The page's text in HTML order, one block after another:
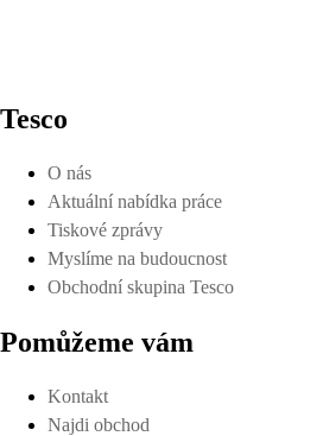
Tesco
O nás
Aktuální nabídka práce
Tiskové zprávy
Myslíme na budoucnost
Obchodní skupina Tesco
Pomůžeme vám
Kontakt
Najdi obchod